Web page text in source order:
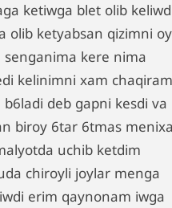
ketiwga blet olib
olib ketyabsan qizimni
kere nima
kelinimni xam
deb gapni kesdi va
biroy 6tar 6tmas
uchib ketdim
chiroyli joylar menga
erim qaynonam iwga